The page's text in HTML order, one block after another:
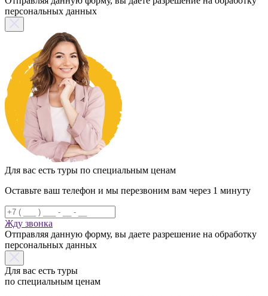
персональных данных
Для вас есть туры по специальным ценам
Оставьте ваш телефон и мы перезвоним вам через 1 минуту
Жду звонка
Отправляя данную форму, вы даете разрешение на обработку
персональных данных
Для вас есть туры
по специальным ценам